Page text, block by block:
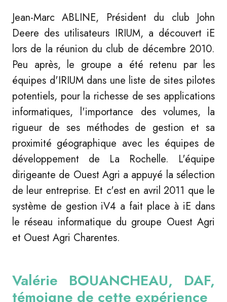
Jean-Marc ABLINE, Président du club John
Deere des utilisateurs IRIUM, a découvert iE
lors de la réunion du club de décembre 2010.
Peu après, le groupe a été retenu par les
équipes d'IRIUM dans une liste de sites pilotes
potentiels, pour la richesse de ses applications
informatiques, l'importance des volumes, la
rigueur de ses méthodes de gestion et sa
proximité géographique avec les équipes de
développement de La Rochelle. L'équipe
dirigeante de Ouest Agri a appuyé la sélection
de leur entreprise. Et c'est en avril 2011 que le
système de gestion iV4 a fait place à iE dans
le réseau informatique du groupe Ouest Agri
et Ouest Agri Charentes.
Valérie BOUANCHEAU, DAF,
témoigne de cette expérience